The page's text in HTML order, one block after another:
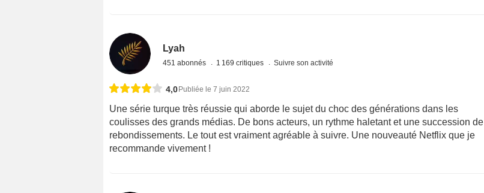
Lyah
451 abonnés 1 169 critiques Suivre son activité
4,0Publiée le 7 juin 2022
Une série turque très réussie qui aborde le sujet du choc des générations dans les
coulisses des grands médias. De bons acteurs, un rythme haletant et une succession de
rebondissements. Le tout est vraiment agréable à suivre. Une nouveauté Netflix que je
recommande vivement !